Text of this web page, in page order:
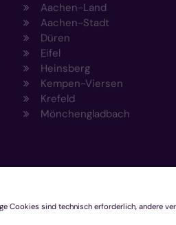
Aachen-Land
Aachen-Stadt
Düren
Eifel
Heinsberg
Kempen-Viersen
Krefeld
Mönchengladbach